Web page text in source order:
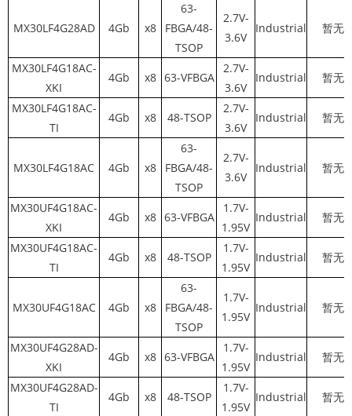
MX30LF4G28AD 4Gb x8
63-
FBGA/48-
TSOP
2.7V-
3.6V
Industrial 暂无
MX30LF4G18AC-
XKI
4Gb x8 63-VFBGA
2.7V-
3.6V
Industrial 暂无
MX30LF4G18AC-
TI
4Gb x8 48-TSOP
2.7V-
3.6V
Industrial 暂无
MX30LF4G18AC 4Gb x8
63-
FBGA/48-
TSOP
2.7V-
3.6V
Industrial 暂无
MX30UF4G18AC-
XKI
4Gb x8 63-VFBGA
1.7V-
1.95V
Industrial 暂无
MX30UF4G18AC-
TI
4Gb x8 48-TSOP
1.7V-
1.95V
Industrial 暂无
MX30UF4G18AC 4Gb x8
63-
FBGA/48-
TSOP
1.7V-
1.95V
Industrial 暂无
MX30UF4G28AD-
XKI
4Gb x8 63-VFBGA
1.7V-
1.95V
Industrial 暂无
MX30UF4G28AD-
TI
4Gb x8 48-TSOP
1.7V-
1.95V
Industrial 暂无